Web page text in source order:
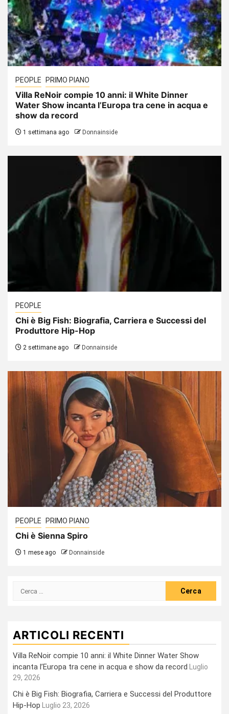
PEOPLE PRIMO PIANO
Villa ReNoir compie 10 anni: il White Dinner
Water Show incanta l’Europa tra cene in acqua e
show da record
1 settimana ago Donnainside
PEOPLE
Chi è Big Fish: Biografia, Carriera e Successi del
Produttore Hip-Hop
2 settimane ago Donnainside
PEOPLE PRIMO PIANO
Chi è Sienna Spiro
1 mese ago Donnainside
Ricerca
ARTICOLI RECENTI
Villa ReNoir compie 10 anni: il White Dinner Water Show
incanta l’Europa tra cene in acqua e show da record Luglio
29, 2026
Chi è Big Fish: Biografia, Carriera e Successi del Produttore
Hip-Hop Luglio 23, 2026